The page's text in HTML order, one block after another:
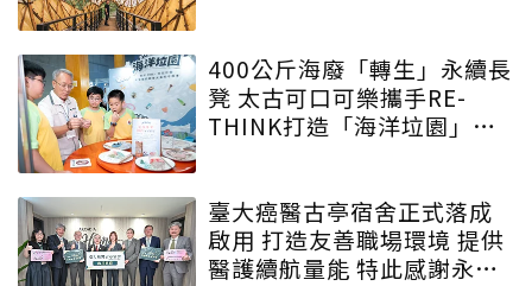
400公斤海廢「轉生」永續長
凳 太古可口可樂攜手RE-
THINK打造「海洋垃園」特
臺大癌醫古亭宿舍正式落成
啟用 打造友善職場環境 提供
醫護續航量能 特此感謝永齡